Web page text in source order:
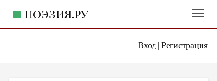
Вход| Регистрация
ПОЭЗИЯ.РУ